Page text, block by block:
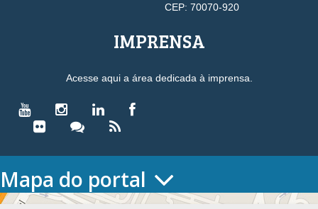
CEP: 70070-920
IMPRENSA
Acesse aqui a área dedicada à imprensa.
Mapa do portal
HOME